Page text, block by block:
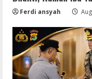
Ferdi ansyah